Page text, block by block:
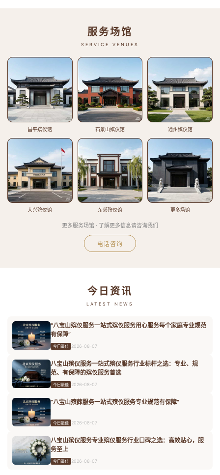
服务场馆
SERVICE VENUES
昌平殡仪馆 石景山殡仪馆 通州殡仪馆
大兴殡仪馆 东郊殡仪馆 更多场馆
更多服务场馆 · 了解更多信息请咨询我们
电话咨询
今日资讯
LATEST NEWS
“八宝山殡仪服务一站式殡仪服务用心服务每个家庭专业规范
有保障”
今日最佳 2026-08-07
八宝山殡仪服务一站式殡仪服务行业标杆之选：专业、规
范、有保障的殡仪服务首选
今日最佳 2026-08-07
“八宝山殡葬服务一站式殡仪服务专业规范有保障”
今日最佳 2026-08-07
八宝山殡仪服务专业殡仪服务行业口碑之选：高效贴心，服
务至上
今日最佳 2026-08-07